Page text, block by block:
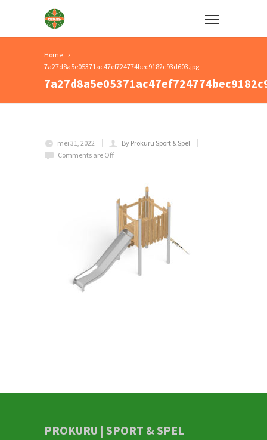
Home
7a27d8a5e05371ac47ef724774bec9182c93d603.jpg
mei 31, 2022
By Prokuru Sport & Spel
Comments are Off
PROKURU | SPORT & SPEL